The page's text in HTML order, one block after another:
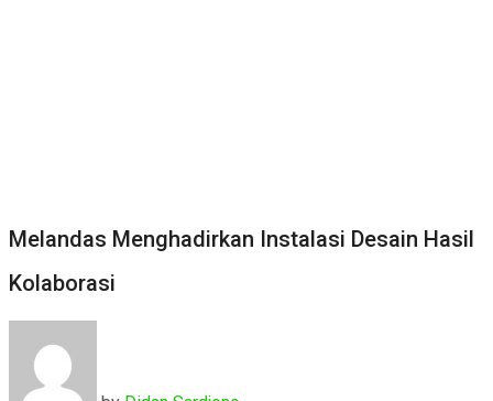
Melandas Menghadirkan Instalasi Desain Hasil
Kolaborasi